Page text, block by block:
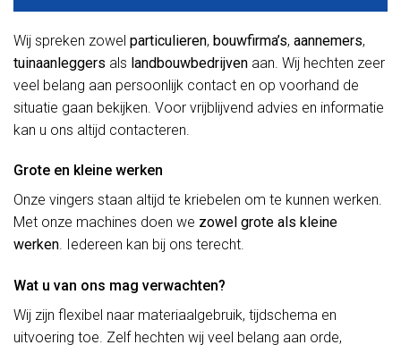
Wij spreken zowel particulieren, bouwfirma’s, aannemers,
tuinaanleggers als landbouwbedrijven aan. Wij hechten zeer
veel belang aan persoonlijk contact en op voorhand de
situatie gaan bekijken. Voor vrijblijvend advies en informatie
kan u ons altijd contacteren.
Grote en kleine werken
Onze vingers staan altijd te kriebelen om te kunnen werken.
Met onze machines doen we zowel grote als kleine
werken. Iedereen kan bij ons terecht.
Wat u van ons mag verwachten?
Wij zijn flexibel naar materiaalgebruik, tijdschema en
uitvoering toe. Zelf hechten wij veel belang aan orde,